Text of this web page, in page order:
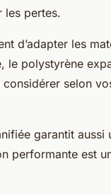
les pertes.
d’adapter les
le polystyrène
selon
garantit
performante est